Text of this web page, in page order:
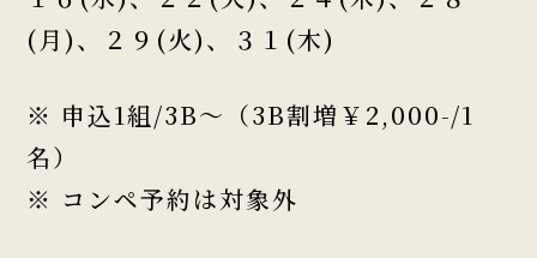
(月)、２９(火)、３１(木)
※ 申込1組/3B～（3B割増￥2,000-/1
名）
※ コンペ予約は対象外